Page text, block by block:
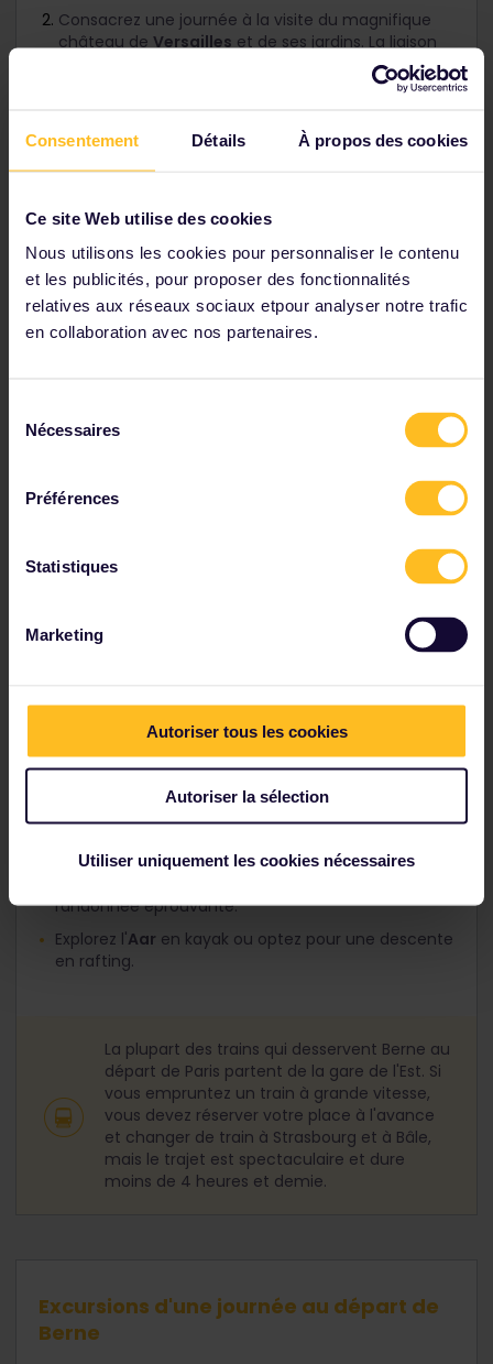
Consentement Détails À propos des cookies
Ce site Web utilise des cookies
Nous utilisons les cookies pour personnaliser le contenu
et les publicités, pour proposer des fonctionnalités
relatives aux réseaux sociaux etpour analyser notre trafic
en collaboration avec nos partenaires.
Nécessaires
Préférences
Statistiques
Marketing
Autoriser tous les cookies
Autoriser la sélection
Utiliser uniquement les cookies nécessaires
Consacrez une journée à la visite du magnifique
château deVersailleset de ses jardins. La liaison
en train est assurée tout au long de la journée, et
où s'entremêlent influences françaises et
journée au départ de la capitale : la réservation à
bord des trains TGV et ICE est obligatoire, mais le
trajet aller-retour dure seulement 3 heures et
demie.
À l'est de la ville, visitez l'incontournable
, la fosse aux ours, animaux auxquels
Berne doit son nom.
Empruntez les sentiers des montagnes
randonnée éprouvante.
Explorez l'Aar en kayak ou optez pour une descente
en rafting.
La plupart des trains qui desservent Berne au
départ de Paris partent de la gare de l'Est. Si
vous empruntez un train à grande vitesse,
vous devez réserver votre place à l'avance
et changer de train à Strasbourg et à Bâle,
mais le trajet est spectaculaire et dure
moins de 4 heures et demie.
Excursions d'une journée au départ de
Berne